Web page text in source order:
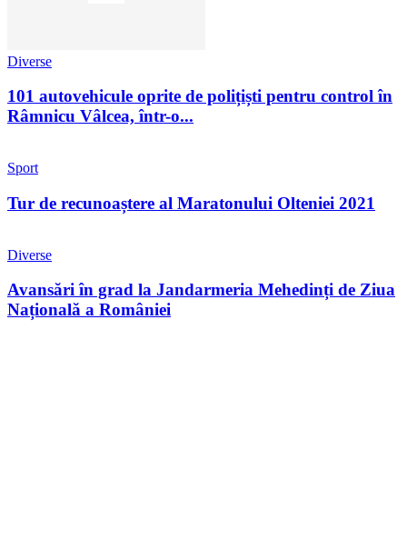
Diverse
101 autovehicule oprite de polițiști pentru control în
Râmnicu Vâlcea, într-o...
Sport
Tur de recunoaștere al Maratonului Olteniei 2021
Diverse
Avansări în grad la Jandarmeria Mehedinți de Ziua
Națională a României